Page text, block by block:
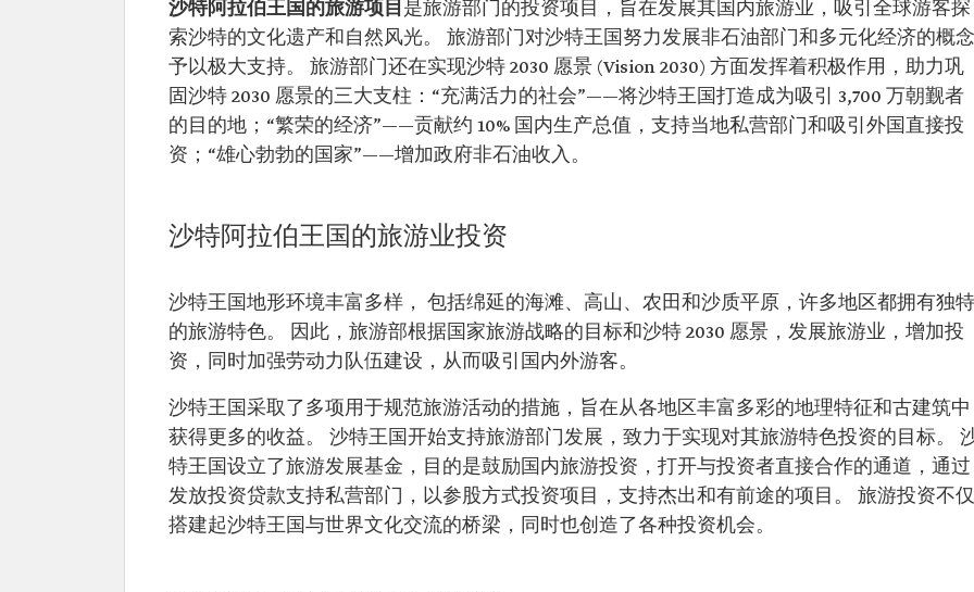
沙特阿拉伯王国的旅游项目 是旅游部门的投资项目，旨在发展其国内旅游业，吸引全球游客探
索沙特的文化遗产和自然风光。 旅游部门对沙特王国努力发展非石油部门和多元化经济的概念
予以极大支持。 旅游部门还在实现沙特 2030 愿景 (Vision 2030) 方面发挥着积极作用，助力巩
固沙特 2030 愿景的三大支柱：“充满活力的社会”——将沙特王国打造成为吸引 3,700 万朝觐者
的目的地；“繁荣的经济”——贡献约 10% 国内生产总值，支持当地私营部门和吸引外国直接投
资；“雄心勃勃的国家”——增加政府非石油收入。
沙特阿拉伯王国的旅游业投资
沙特王国地形环境丰富多样， 包括绵延的海滩、高山、农田和沙质平原，许多地区都拥有独特
的旅游特色。 因此，旅游部根据国家旅游战略的目标和沙特 2030 愿景，发展旅游业，增加投
资，同时加强劳动力队伍建设，从而吸引国内外游客。
沙特王国采取了多项用于规范旅游活动的措施，旨在从各地区丰富多彩的地理特征和古建筑中
获得更多的收益。 沙特王国开始支持旅游部门发展，致力于实现对其旅游特色投资的目标。
特王国设立了旅游发展基金，目的是鼓励国内旅游投资，打开与投资者直接合作的通道，通过
发放投资贷款支持私营部门，以参股方式投资项目，支持杰出和有前途的项目。 旅游投资不仅
搭建起沙特王国与世界文化交流的桥梁，同时也创造了各种投资机会。